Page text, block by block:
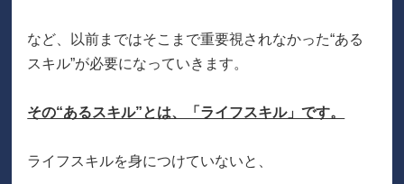
など、以前まではそこまで重要視されなかった“ある
スキル”が必要になっていきます。
その“あるスキル”とは、「ライフスキル」です。
ライフスキルを身につけていないと、